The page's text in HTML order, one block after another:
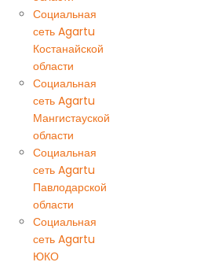
Социальная
сеть Agartu
Костанайской
области
Социальная
сеть Agartu
Мангистауской
области
Социальная
сеть Agartu
Павлодарской
области
Социальная
сеть Agartu
ЮКО